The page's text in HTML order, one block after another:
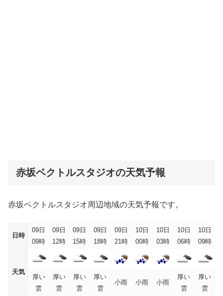
赤坂ベクトルスタジオの天気予報
赤坂ベクトルスタジオ周辺地域の天気予報です。
日時
09日
09時
09日
12時
09日
15時
09日
18時
09日
21時
10日
00時
10日
03時
10日
06時
10日
09時
天気
厚い
雲
厚い
雲
厚い
雲
厚い
雲
小雨 小雨 小雨
厚い
雲
厚い
雲